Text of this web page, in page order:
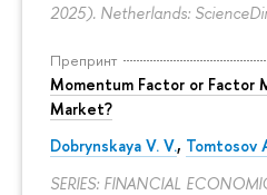
2025). Netherlands:
Препринт
Momentum Factor or Factor
Market?
Dobrynskaya V. V., Tomtosov
SERIES: FINANCIAL